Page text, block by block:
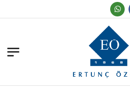
Ofislerimizi Bulun